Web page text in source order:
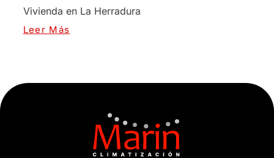
Vivienda en La Herradura
Leer Más